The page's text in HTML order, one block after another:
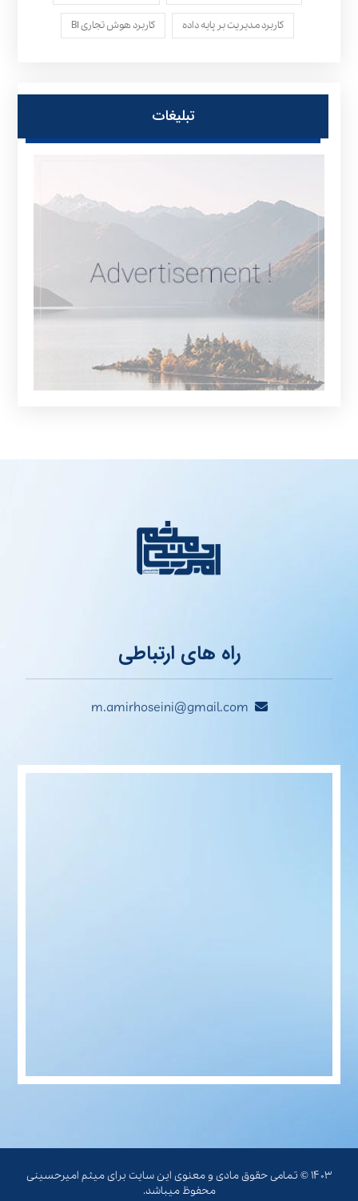
کاربرد مدیریت بر پایه داده کاربرد هوش تجاری BI
تبلیغات
راه های ارتباطی
m.amirhoseini@gmail.com
۱۴۰۳ © تمامی حقوق مادی و معنوی این سایت برای میثم امیرحسینی
محفوظ میباشد.